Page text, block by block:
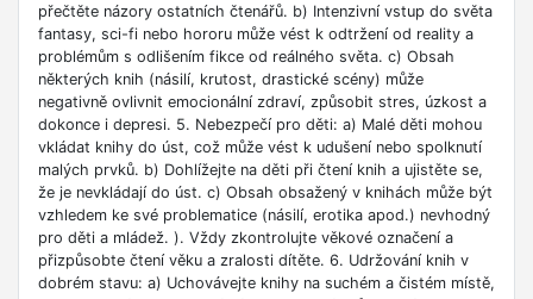
přečtěte názory ostatních čtenářů. b) Intenzivní vstup do světa
fantasy, sci-fi nebo hororu může vést k odtržení od reality a
problémům s odlišením fikce od reálného světa. c) Obsah
některých knih (násilí, krutost, drastické scény) může
negativně ovlivnit emocionální zdraví, způsobit stres, úzkost a
dokonce i depresi. 5. Nebezpečí pro děti: a) Malé děti mohou
vkládat knihy do úst, což může vést k udušení nebo spolknutí
malých prvků. b) Dohlížejte na děti při čtení knih a ujistěte se,
že je nevkládají do úst. c) Obsah obsažený v knihách může být
vzhledem ke své problematice (násilí, erotika apod.) nevhodný
pro děti a mládež. ). Vždy zkontrolujte věkové označení a
přizpůsobte čtení věku a zralosti dítěte. 6. Udržování knih v
dobrém stavu: a) Uchovávejte knihy na suchém a čistém místě,